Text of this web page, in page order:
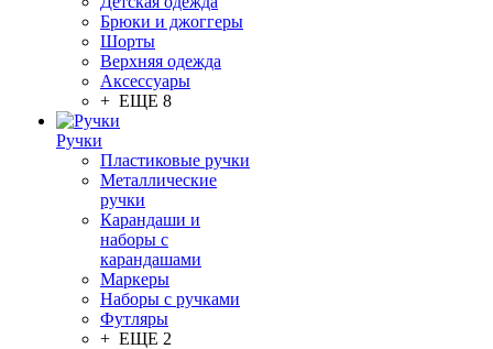
Брюки и джоггеры
Шорты
Верхняя одежда
Аксессуары
+ ЕЩЕ 8
Ручки
Пластиковые ручки
Металлические
ручки
Карандаши и
наборы с
карандашами
Маркеры
Наборы с ручками
Футляры
+ ЕЩЕ 2